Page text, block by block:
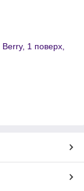
1 поверх,